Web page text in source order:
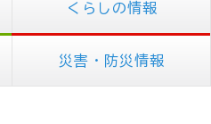
くらしの情報
災害・防災情報